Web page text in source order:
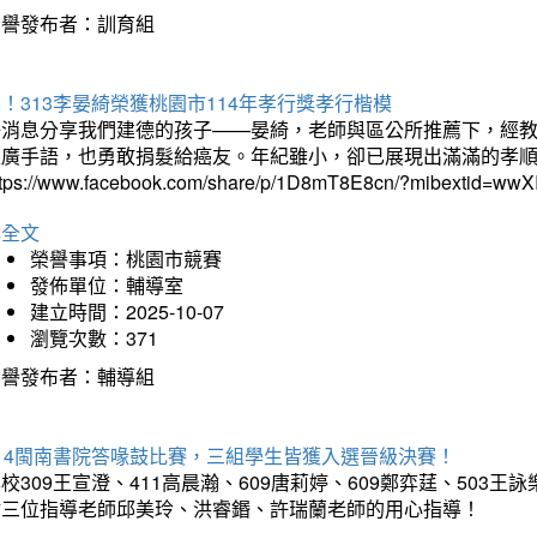
發布者：訓育組
313李晏綺榮獲桃園市114年孝行獎孝行楷模
息分享我們建德的孩子——晏綺，老師與區公所推薦下，經
手語，也勇敢捐髮給癌友。年紀雖小，卻已展現出滿滿的孝
www.facebook.com/share/p/1D8mT8E8cn/
文
榮譽事項：桃園市競賽
發佈單位：輔導室
建立時間：2025-10-07
瀏覽次數：371
發布者：輔導組
閩南書院答喙鼓比賽，三組學生皆獲入選晉級決賽！
309王宣澄、411高晨瀚、609唐莉婷、609鄭弈莛、503王
位指導老師邱美玲、洪睿鍲、許瑞蘭老師的用心指導！